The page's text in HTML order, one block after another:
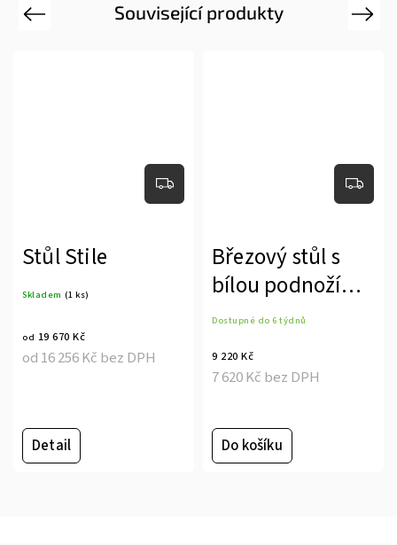
Související produkty
Previous
Stůl Stile
Skladem (1 ks)
od 16 256 Kč bez DPH
od 19 670 Kč
Detail
Březový stůl s
bílou podnoží
KONFIK
Dostupné do 6 týdnů
7 620 Kč bez DPH
9 220 Kč
Do košíku
Next